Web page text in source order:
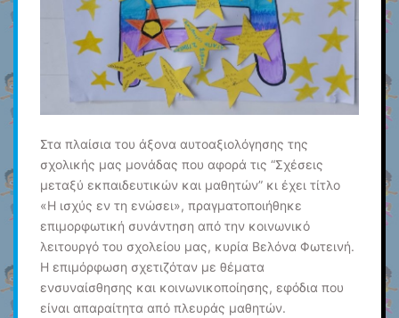
Στα πλαίσια του άξονα αυτοαξιολόγησης της
σχολικής μας μονάδας που αφορά τις “Σχέσεις
μεταξύ εκπαιδευτικών και μαθητών” κι έχει τίτλο
«Η ισχύς εν τη ενώσει», πραγματοποιήθηκε
επιμορφωτική συνάντηση από την κοινωνικό
λειτουργό του σχολείου μας, κυρία Βελόνα Φωτεινή.
Η επιμόρφωση σχετιζόταν με θέματα
ενσυναίσθησης και κοινωνικοποίησης, εφόδια που
είναι απαραίτητα από πλευράς μαθητών.